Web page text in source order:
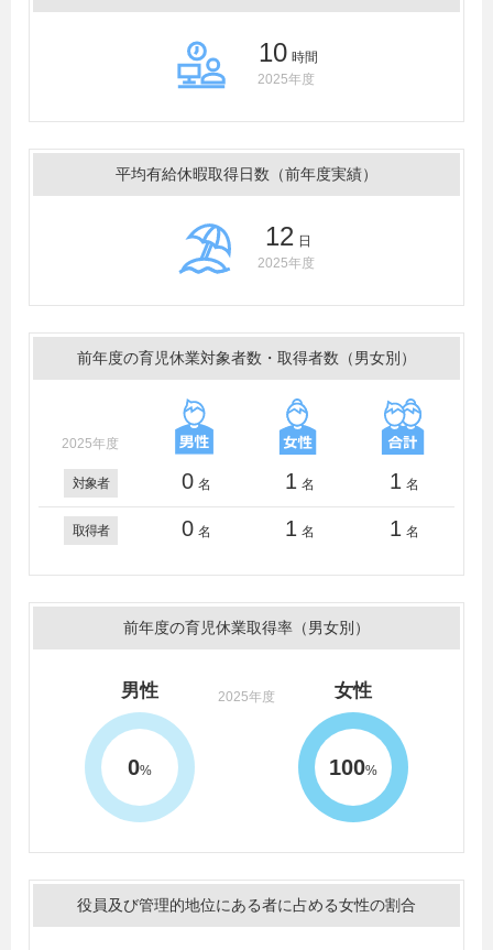
10 時間
2025年度
平均有給休暇取得日数（前年度実績）
12 日
2025年度
前年度の育児休業対象者数・取得者数（男女別）
2025年度
対象者 0 名 1 名 1 名
取得者 0 名 1 名 1 名
前年度の育児休業取得率（男女別）
2025年度
男性
0%
女性
100%
役員及び管理的地位にある者に占める女性の割合